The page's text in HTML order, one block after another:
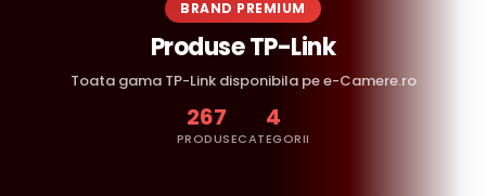
BRAND PREMIUM
Produse TP-Link
Toata gama TP-Link disponibila pe e-Camere.ro
267
PRODUSE
4
CATEGORII